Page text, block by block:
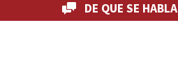
DE QUE SE HABLA